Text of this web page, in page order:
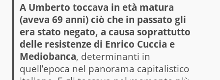
A Umberto toccava in età matura
(aveva 69 anni) ciò che in passato gli
era stato negato, a causa soprattutto
delle resistenze di Enrico Cuccia e
Mediobanca, determinanti in
quell’epoca nel panorama capitalistico